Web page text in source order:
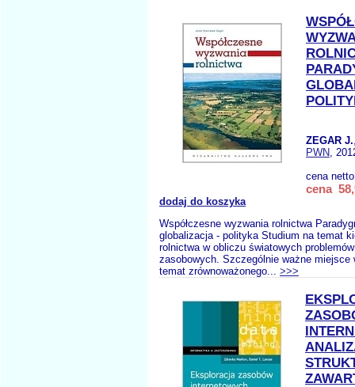
ZEGAR J.
PWN,
cena
cena
dodaj do koszyka
Współczesne wyzwania rolnictwa
globalizacja - polityka Studium na temat
rolnictwa w obliczu światowych
zasobowych. Szczególnie ważne miejsce
temat zrównoważonego... >>>